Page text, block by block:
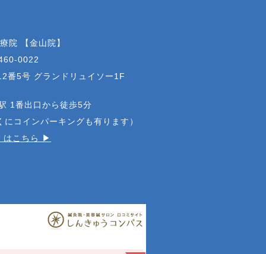
院 【金山院】
0022
番5号 グランドリュイソー1F
1番出口から徒歩5分
コインパーキングも有ります）
はこちら ▶︎